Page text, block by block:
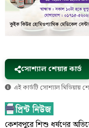
সোশ্যাল শেয়ার কার্ড
এই কার্ডটি সোশ্যাল মিডিয়ায়
কেশবপুরে শিশু ধর্ষণের